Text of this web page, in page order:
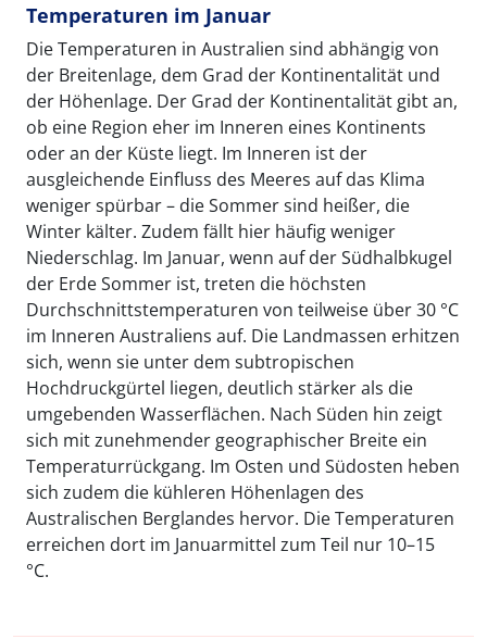
Temperaturen im Januar
Die Temperaturen in Australien sind abhängig von
der Breitenlage, dem Grad der Kontinentalität und
der Höhenlage. Der Grad der Kontinentalität gibt an,
ob eine Region eher im Inneren eines Kontinents
oder an der Küste liegt. Im Inneren ist der
ausgleichende Einfluss des Meeres auf das Klima
weniger spürbar – die Sommer sind heißer, die
Winter kälter. Zudem fällt hier häufig weniger
Niederschlag. Im Januar, wenn auf der Südhalbkugel
der Erde Sommer ist, treten die höchsten
Durchschnittstemperaturen von teilweise über 30 °C
im Inneren Australiens auf. Die Landmassen erhitzen
sich, wenn sie unter dem subtropischen
Hochdruckgürtel liegen, deutlich stärker als die
umgebenden Wasserflächen. Nach Süden hin zeigt
sich mit zunehmender geographischer Breite ein
Temperaturrückgang. Im Osten und Südosten heben
sich zudem die kühleren Höhenlagen des
Australischen Berglandes hervor. Die Temperaturen
erreichen dort im Januarmittel zum Teil nur 10–15
°C.